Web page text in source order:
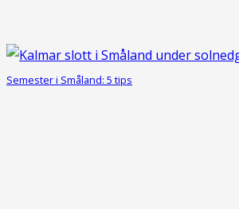
Semester i Småland: 5 tips